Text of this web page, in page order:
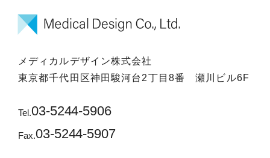
メディカルデザイン株式会社
東京都千代田区神田駿河台2丁目8番 瀬川ビル6F
Tel.03-5244-5906
Fax.03-5244-5907